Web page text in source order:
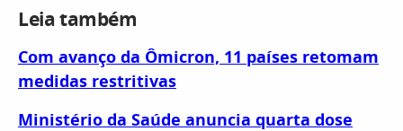
Leia também
Com avanço da Ômicron, 11 países retomam
medidas restritivas
Ministério da Saúde anuncia quarta dose